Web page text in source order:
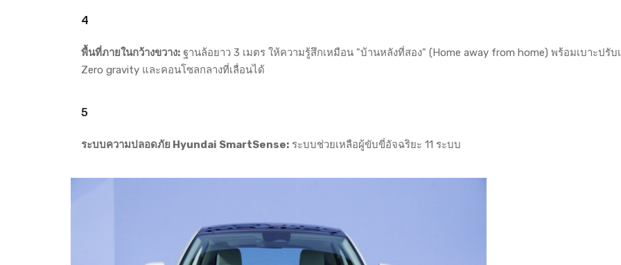
พื้นที่ภายในกว้างขวาง: ฐานล้อยาว 3 เมตร ให้ความรู้สึกเหมือน "บ้านหลังที่สอง" (Home away from home) พร้อมเบาะปรั
Zero gravity และคอนโซลกลางที่เลื่อนได้
ระบบความปลอดภัย Hyundai SmartSense: ระบบช่วยเหลือผู้ขับขี่อัจฉริยะ 11 ระบบ